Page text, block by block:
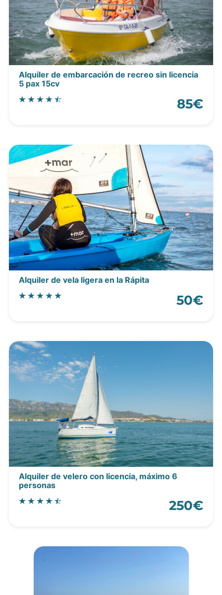
Alquiler de embarcación de recreo sin licencia
5 pax 15cv
85€
Alquiler de vela ligera en la Rápita
50€
Alquiler de velero con licencia, máximo 6
personas
250€